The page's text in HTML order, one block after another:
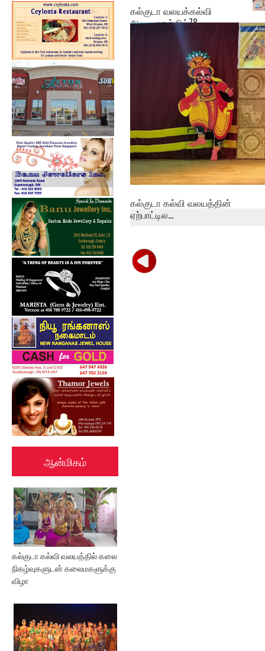
ஆன்மிகம்
கல்குடா கல்வி வலயத்தில் கலை
நிகழ்வுகளுடன் கலைமகளுக்கு
விழா
கல்குடா வலயக்கல்வி
அலுவலகத்தில்78 ...
கல்குடா கல்வி வலயத்தின்
ஏற்பாட்டில...